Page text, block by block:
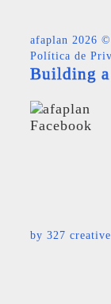
afaplan 2026
Política de
Building a
by 327